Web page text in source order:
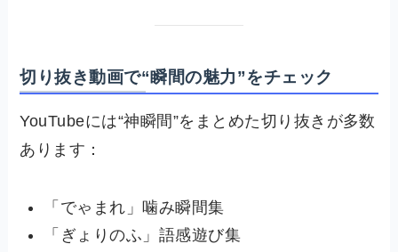
切り抜き動画で“瞬間の魅力”をチェック
YouTubeには“神瞬間”をまとめた切り抜きが多数
あります：
「でゃまれ」噛み瞬間集
「ぎょりのふ」語感遊び集